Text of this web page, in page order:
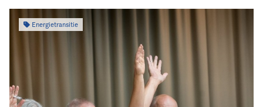
Energietransitie